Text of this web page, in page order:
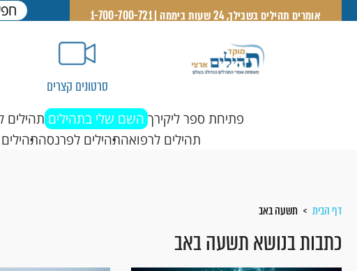
אומרים תהילים בשבילך, 24 שעות ביממה | 1-700-700-721
סרטונים קצרים
פתיחת ספר ליקירך השם שלי בתהילים תהילים
תהילים לרפואהתהילים לפרנסה
דף הבית תשעה באב
כתבות בנושא תשעה באב